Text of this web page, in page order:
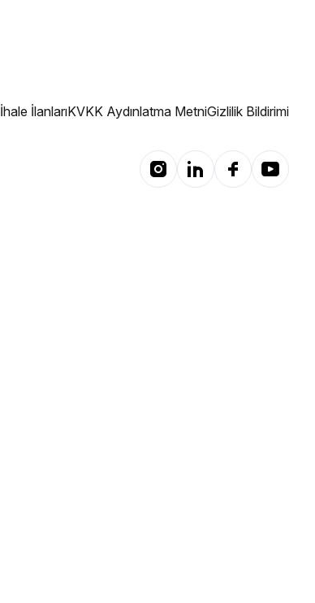
İhale İlanlarıKVKK Aydınlatma MetniGizlilik Bildirimi